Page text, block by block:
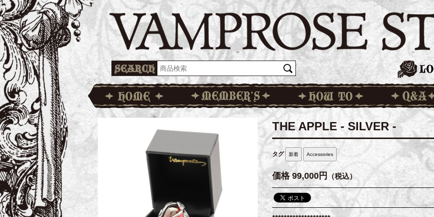
THE APPLE - SILVER -
タグ 新着 Accessories
価格 99,000円 （税込）